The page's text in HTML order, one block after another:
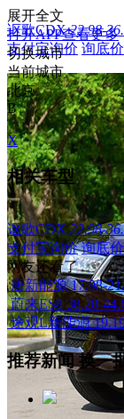
讴歌CDX 22.98-
支付宝询价 询底价
展开全文
打开APP查看更多
切换城市
当前城市
北京
B
X
相关车型
讴歌CDX 22.98-
支付宝询价 询底价
网友还看了
唐新能源 17.98-
蔚来ES8 38.28-
途观L新能源
推荐新闻换一